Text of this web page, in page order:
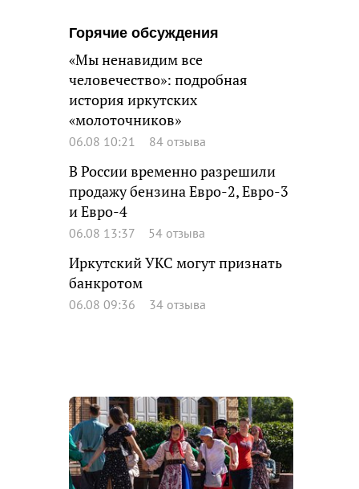
Горячие обсуждения
«Мы ненавидим все
человечество»: подробная
история иркутских
«молоточников»
06.08 10:21 84 отзыва
В России временно разрешили
продажу бензина Евро-2, Евро-3
и Евро-4
06.08 13:37 54 отзыва
Иркутский УКС могут признать
банкротом
06.08 09:36 34 отзыва